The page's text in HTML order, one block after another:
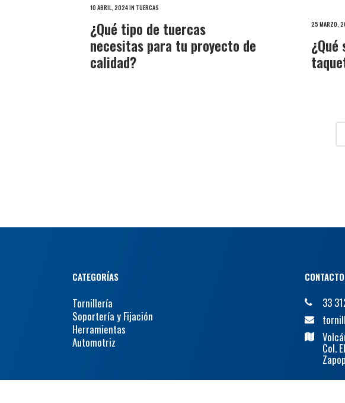
10 ABRIL, 2024IN TUERCAS
¿Qué tipo de tuercas
necesitas para tu proyecto de
calidad?
25 MARZO,
CATEGORÍAS
Tornillería
Soportería y Fijación
Herramientas
Automotriz
CONTACTO
33
Col.